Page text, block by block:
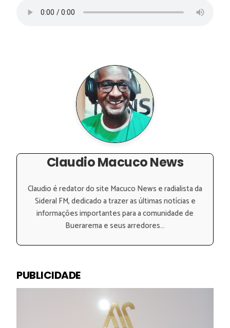
Claudio Macuco News
Claudio é redator do site Macuco News e radialista da
Sideral FM, dedicado a trazer as últimas notícias e
informações importantes para a comunidade de
Buerarema e seus arredores...
PUBLICIDADE